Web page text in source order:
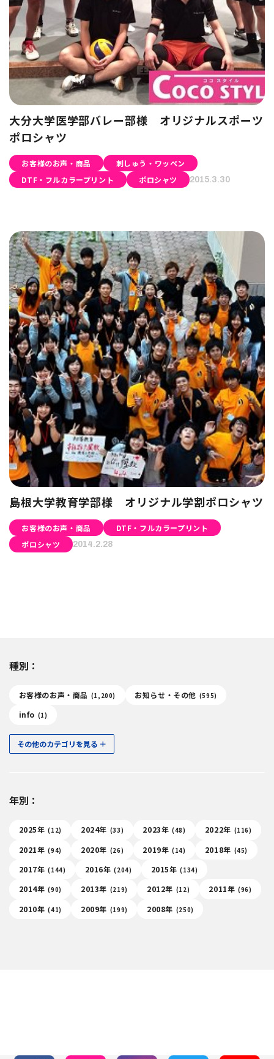
大分大学医学部バレー部様 オリジナルスポーツ
ポロシャツ
お客様のお声・商品
刺しゅう・ワッペン
DTF・フルカラープリント
ポロシャツ 2015.3.30
島根大学教育学部様 オリジナル学割ポロシャツ
お客様のお声・商品
DTF・フルカラープリント
ポロシャツ
2014.2.28
種別：
お客様のお声・商品 (1,200) お知らせ・その他 (595)
info (1)
その他のカテゴリを見る
年別：
2025年 (12) 2024年 (33) 2023年 (48) 2022年 (116)
2021年 (94) 2020年 (26) 2019年 (14) 2018年 (45)
2017年 (144) 2016年 (204) 2015年 (134)
2014年 (90) 2013年 (219) 2012年 (12) 2011年 (96)
2010年 (41) 2009年 (199) 2008年 (250)